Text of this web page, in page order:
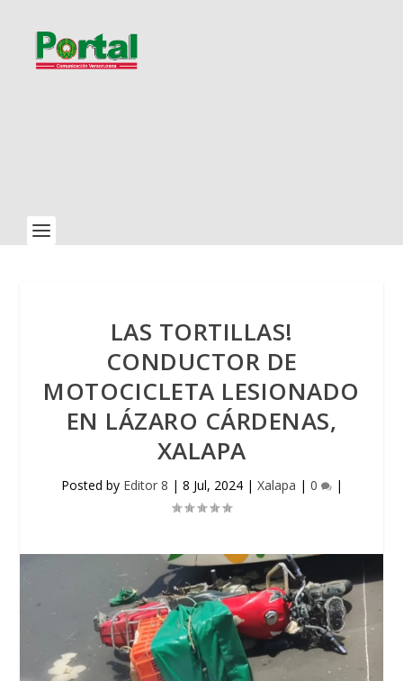
LAS TORTILLAS!
CONDUCTOR DE
MOTOCICLETA LESIONADO
EN LÁZARO CÁRDENAS,
XALAPA
Posted by Editor 8 | 8 Jul, 2024| Xalapa | 0 |